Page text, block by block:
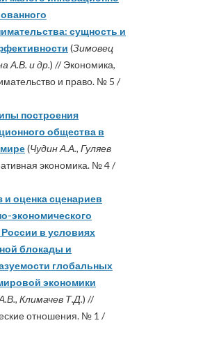
сущность и
(Зимовец
А.В. и др.) // Экономика,
и право. № 5 /
построения
общества в
(Чудин А.А., Гуляев
экономика. № 4 /
и оценка сценариев
экономического
России в условиях
блокады и
глобальных
экономики
Климачев Т.Д.) //
отношения. № 1 /